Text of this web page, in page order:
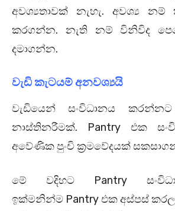
අවශ්‍යතාවක් නැහැ. අවශ්‍ය
කරගන්න. නැති නම් විනිවිද
දමාගන්න.
වැඩි කැටයම් අනවශ්‍යයි
වැඩියෙන් සංවිධානය
නාස්තිනරීමක්. Pantry එක
අවේණික පුංචි ක්‍රමවේදයක්
මේ වදිහට Pantry
ඉක්මනින්ම Pantry එක අස්පස්